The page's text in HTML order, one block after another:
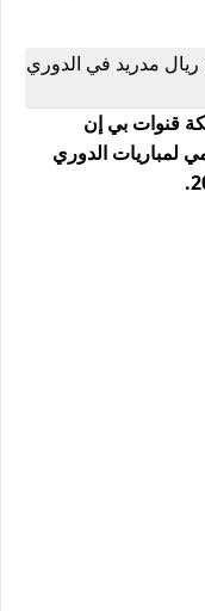
ريال مدريد في الدوري
قنوات بي إن
لمباريات الدوري